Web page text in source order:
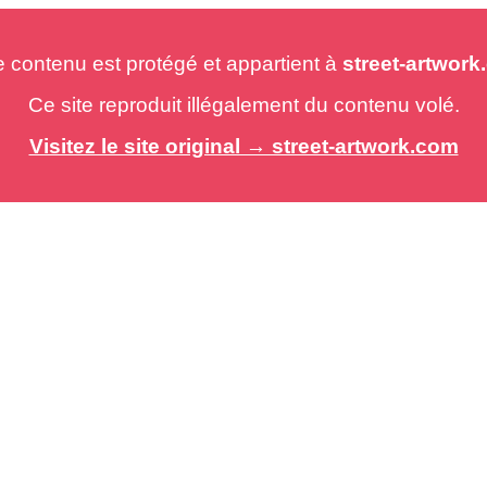
est protégé et appartient à street-
Ce site reproduit illégalement du contenu volé.
Visitez le site original → street-artwork.com